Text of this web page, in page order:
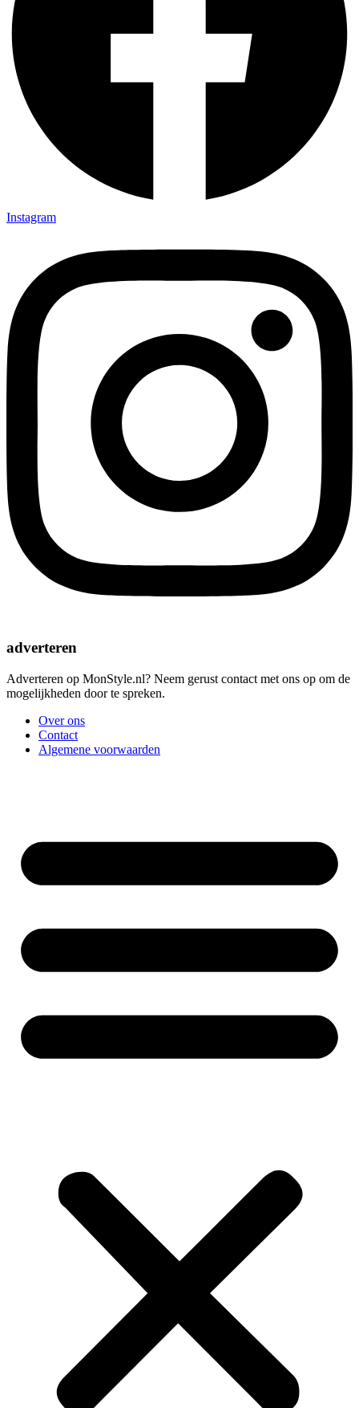
Instagram
adverteren
Adverteren op MonStyle.nl? Neem gerust contact met ons op om de
mogelijkheden door te spreken.
Over ons
Contact
Algemene voorwaarden